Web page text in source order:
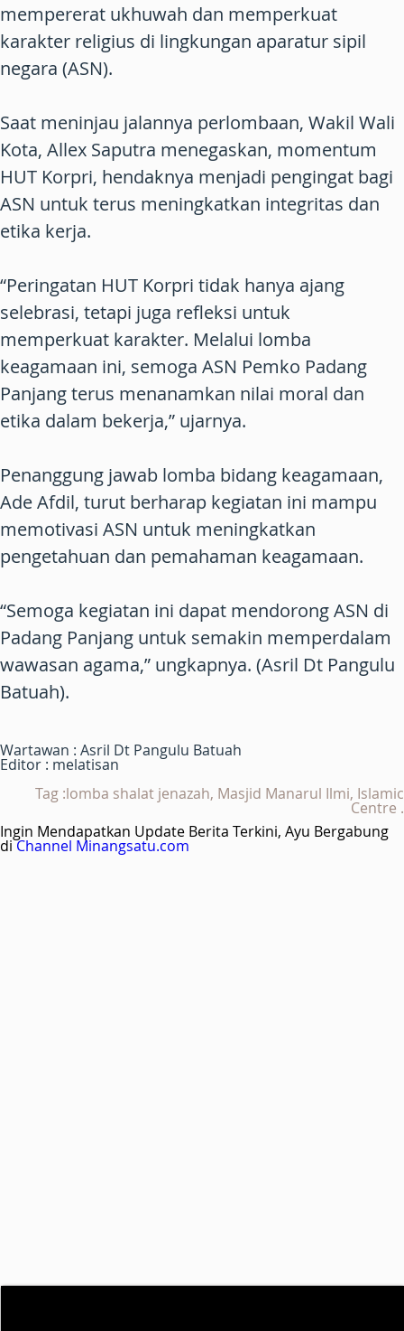
mempererat ukhuwah dan memperkuat
karakter religius di lingkungan aparatur sipil
negara (ASN).
Saat meninjau jalannya perlombaan, Wakil Wali
Kota, Allex Saputra menegaskan, momentum
HUT Korpri, hendaknya menjadi pengingat bagi
ASN untuk terus meningkatkan integritas dan
etika kerja.
“Peringatan HUT Korpri tidak hanya ajang
selebrasi, tetapi juga refleksi untuk
memperkuat karakter. Melalui lomba
keagamaan ini, semoga ASN Pemko Padang
Panjang terus menanamkan nilai moral dan
etika dalam bekerja,” ujarnya.
Penanggung jawab lomba bidang keagamaan,
Ade Afdil, turut berharap kegiatan ini mampu
memotivasi ASN untuk meningkatkan
pengetahuan dan pemahaman keagamaan.
“Semoga kegiatan ini dapat mendorong ASN di
Padang Panjang untuk semakin memperdalam
wawasan agama,” ungkapnya. (Asril Dt Pangulu
Batuah).
Wartawan : Asril Dt Pangulu Batuah
Editor : melatisan
Tag :lomba shalat jenazah, Masjid Manarul Ilmi, Islamic
Centre .
Ingin Mendapatkan Update Berita Terkini, Ayu Bergabung
diChannel Minangsatu.com